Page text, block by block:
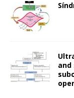
and